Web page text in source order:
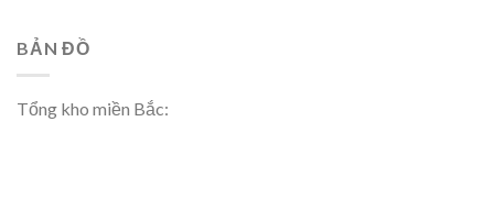
BẢN ĐỒ
Tổng kho miền Bắc: